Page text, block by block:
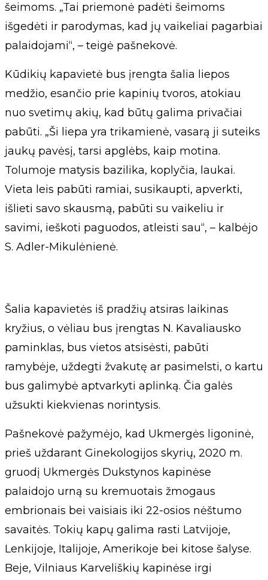
šeimoms. „Tai priemonė padėti šeimoms
išgedėti ir parodymas, kad jų vaikeliai pagarbiai
palaidojami“, – teigė pašnekovė.
Kūdikių kapavietė bus įrengta šalia liepos
medžio, esančio prie kapinių tvoros, atokiau
nuo svetimų akių, kad būtų galima privačiai
pabūti. „Ši liepa yra trikamienė, vasarą ji suteiks
jaukų pavėsį, tarsi apglėbs, kaip motina.
Tolumoje matysis bazilika, koplyčia, laukai.
Vieta leis pabūti ramiai, susikaupti, apverkti,
išlieti savo skausmą, pabūti su vaikeliu ir
savimi, ieškoti paguodos, atleisti sau“, – kalbėjo
S. Adler-Mikulėnienė.
Šalia kapavietės iš pradžių atsiras laikinas
kryžius, o vėliau bus įrengtas N. Kavaliausko
paminklas, bus vietos atsisėsti, pabūti
ramybėje, uždegti žvakutę ar pasimelsti, o kartu
bus galimybė aptvarkyti aplinką. Čia galės
užsukti kiekvienas norintysis.
Pašnekovė pažymėjo, kad Ukmergės ligoninė,
prieš uždarant Ginekologijos skyrių, 2020 m.
gruodį Ukmergės Dukstynos kapinėse
palaidojo urną su kremuotais žmogaus
embrionais bei vaisiais iki 22-osios nėštumo
savaitės. Tokių kapų galima rasti Latvijoje,
Lenkijoje, Italijoje, Amerikoje bei kitose šalyse.
Beje, Vilniaus Karveliškių kapinėse irgi